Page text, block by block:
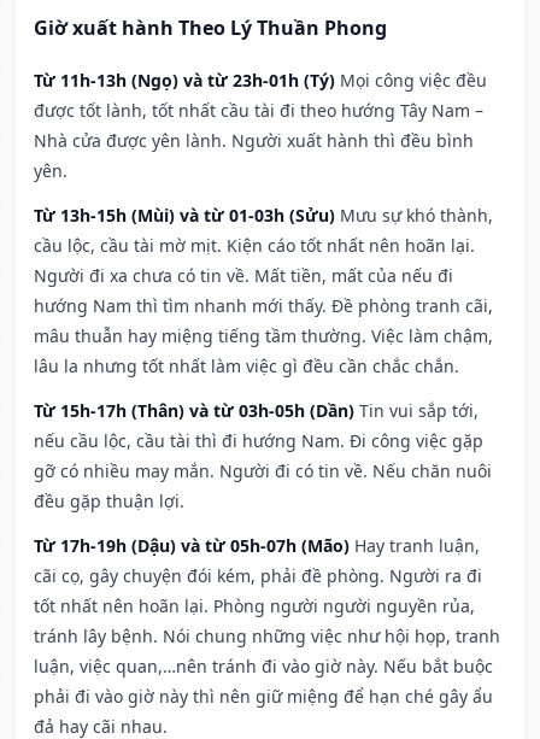
Giờ xuất hành Theo Lý Thuần Phong
Từ 11h-13h (Ngọ) và từ 23h-01h (Tý) Mọi công việc đều
được tốt lành, tốt nhất cầu tài đi theo hướng Tây Nam –
Nhà cửa được yên lành. Người xuất hành thì đều bình
yên.
Từ 13h-15h (Mùi) và từ 01-03h (Sửu) Mưu sự khó thành,
cầu lộc, cầu tài mờ mịt. Kiện cáo tốt nhất nên hoãn lại.
Người đi xa chưa có tin về. Mất tiền, mất của nếu đi
hướng Nam thì tìm nhanh mới thấy. Đề phòng tranh cãi,
mâu thuẫn hay miệng tiếng tầm thường. Việc làm chậm,
lâu la nhưng tốt nhất làm việc gì đều cần chắc chắn.
Từ 15h-17h (Thân) và từ 03h-05h (Dần) Tin vui sắp tới,
nếu cầu lộc, cầu tài thì đi hướng Nam. Đi công việc gặp
gỡ có nhiều may mắn. Người đi có tin về. Nếu chăn nuôi
đều gặp thuận lợi.
Từ 17h-19h (Dậu) và từ 05h-07h (Mão) Hay tranh luận,
cãi cọ, gây chuyện đói kém, phải đề phòng. Người ra đi
tốt nhất nên hoãn lại. Phòng người người nguyền rủa,
tránh lây bệnh. Nói chung những việc như hội họp, tranh
luận, việc quan,…nên tránh đi vào giờ này. Nếu bắt buộc
phải đi vào giờ này thì nên giữ miệng để hạn ché gây ẩu
đả hay cãi nhau.